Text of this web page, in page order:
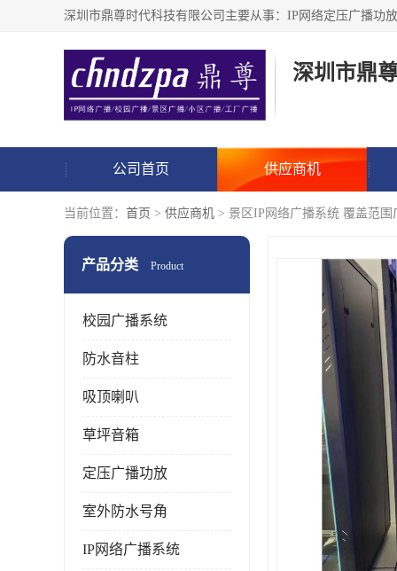
深圳市鼎
公司首页 供应商机
当前位置： 首页 > 供应商机 > 景区IP网络广播系统 覆盖范围
产品分类 Product
校园广播系统
防水音柱
吸顶喇叭
草坪音箱
定压广播功放
室外防水号角
IP网络广播系统